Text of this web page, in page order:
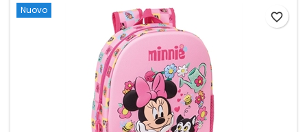
Nuovo
favorite_border